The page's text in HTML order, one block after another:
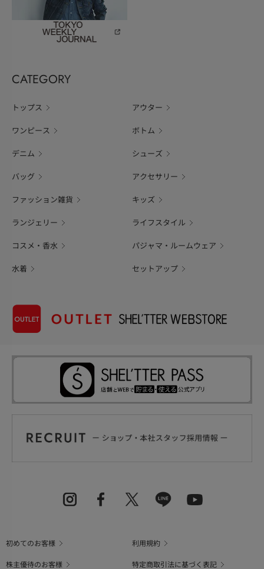
CATEGORY
トップス アウター
ワンピース ボトム
デニム シューズ
バッグ アクセサリー
ファッション雑貨 キッズ
ランジェリー ライフスタイル
コスメ・香水 パジャマ・ルームウェア
水着 セットアップ
初めてのお客様
利用規約
株主優待のお客様
特定商取引法に基づく表記